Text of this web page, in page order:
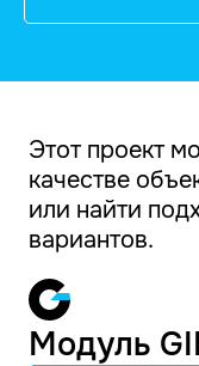
Этот проект
качестве
или найти
вариантов.
Модуль